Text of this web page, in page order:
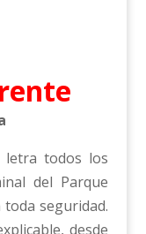
letra todos los
del Parque
seguridad.
desde